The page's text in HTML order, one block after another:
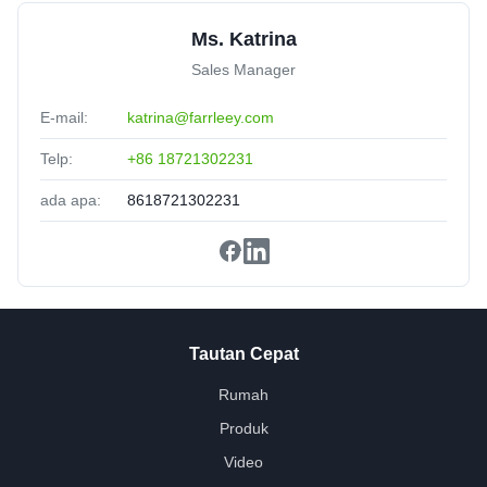
recommended.
Ms. Katrina
Sales Manager
E-mail: katrina@farrleey.com
Telp: +86 18721302231
ada apa: 8618721302231
Tautan Cepat
Rumah
Produk
Video